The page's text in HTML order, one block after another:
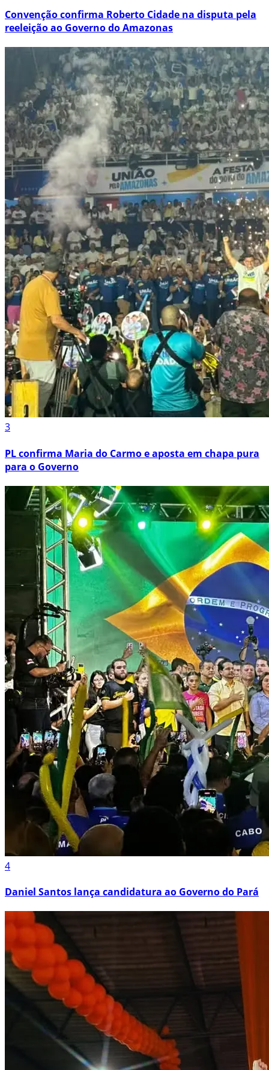
Convenção confirma Roberto Cidade na disputa pela
reeleição ao Governo do Amazonas
3
PL confirma Maria do Carmo e aposta em chapa pura
para o Governo
4
Daniel Santos lança candidatura ao Governo do Pará